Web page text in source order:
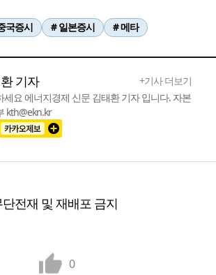
국증시 # 일본증시 # 메타
기자
+기사 더보기
세요 에너지경제 신문 김태환 기자 입니다. 자본
kth@ekn.kr
전재 및 재배포 금지
0